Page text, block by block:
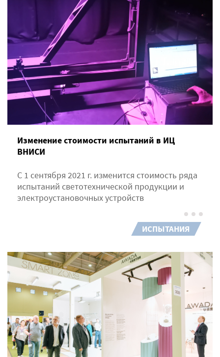
Изменение стоимости испытаний в ИЦ
ВНИСИ
С 1 сентября 2021 г. изменится стоимость ряда
испытаний светотехнической продукции и
электроустановочных устройств
ИСПЫТАНИЯ